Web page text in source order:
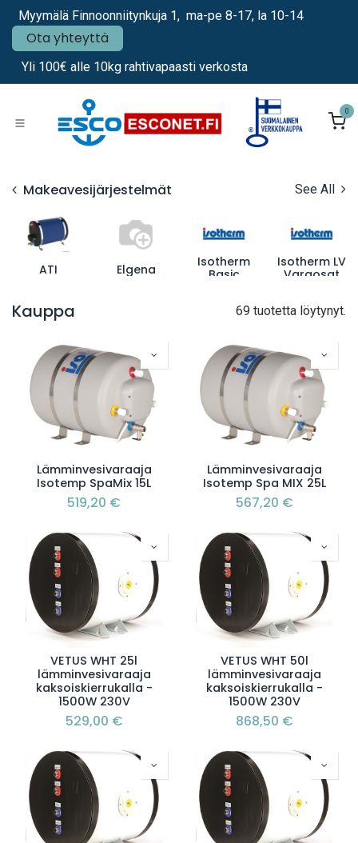
Siirry sisältöön
Myymälä Finnoonniitynkuja 1, ma-pe 8-17, la 10-14
Ota yhteyttä
Yli 100€ alle 10kg rahtivapaasti verkosta
0
Makeavesijärjestelmät See All
ATI Elgena
Isotherm
Basic
Isotherm LV
Varaosat
Kauppa 69 tuotetta löytynyt.
Lämminvesivaraaja
Isotemp SpaMix 15L
519,20 €
Lämminvesivaraaja
Isotemp Spa MIX 25L
567,20 €
VETUS WHT 25l
lämminvesivaraaja
kaksoiskierrukalla -
1500W 230V
529,00 €
VETUS WHT 50l
lämminvesivaraaja
kaksoiskierrukalla -
1500W 230V
868,50 €